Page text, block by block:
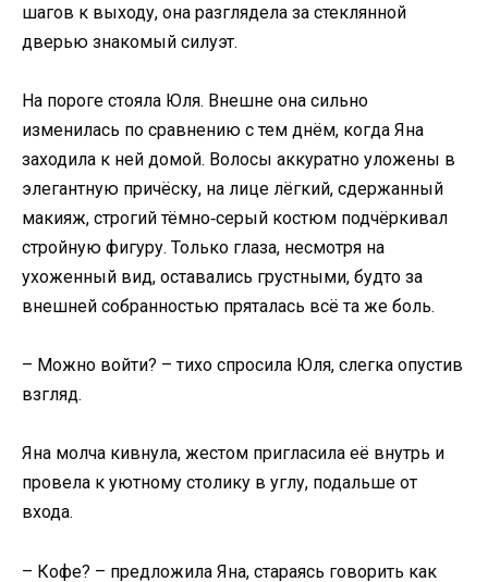
шагов к выходу, она разглядела за стеклянной
дверью знакомый силуэт.
На пороге стояла Юля. Внешне она сильно
изменилась по сравнению с тем днём, когда Яна
заходила к ней домой. Волосы аккуратно уложены в
элегантную причёску, на лице лёгкий, сдержанный
макияж, строгий тёмно‑серый костюм подчёркивал
стройную фигуру. Только глаза, несмотря на
ухоженный вид, оставались грустными, будто за
внешней собранностью пряталась всё та же боль.
– Можно войти? – тихо спросила Юля, слегка опустив
взгляд.
Яна молча кивнула, жестом пригласила её внутрь и
провела к уютному столику в углу, подальше от
входа.
– Кофе? – предложила Яна, стараясь говорить как